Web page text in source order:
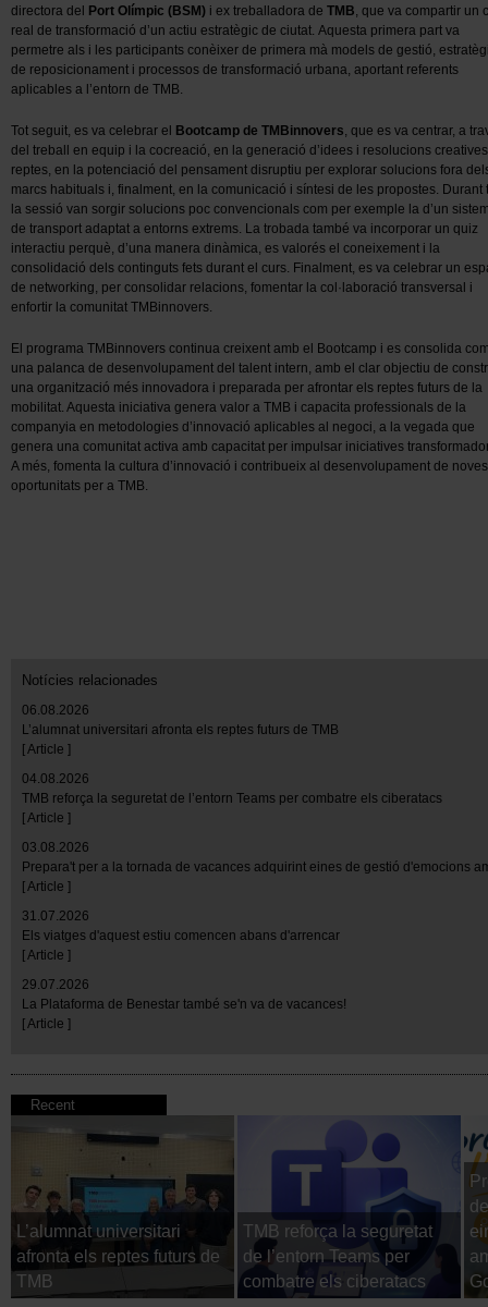
directora del
Port Olímpic (BSM) i ex treballadora de TMB, que va compartir un
real de transformació d’un actiu estratègic de ciutat. Aquesta primera part va
permetre als i les participants conèixer de primera mà models de gestió,
de reposicionament i processos de transformació urbana, aportant referents
aplicables a l’entorn de TMB.
Tot seguit, es va celebrar el Bootcamp de TMBinnovers, que es va centrar, a
del treball en equip i la cocreació, en la generació d’idees i resolucions
reptes, en la potenciació del pensament disruptiu per explorar solucions fora
marcs habituals i, finalment, en la comunicació i síntesi de les propostes. Durant
la sessió van sorgir solucions poc convencionals com per exemple la d’un
de transport adaptat a entorns extrems. La trobada també va incorporar un quiz
interactiu perquè, d’una manera dinàmica, es valorés el coneixement i la
consolidació dels continguts fets durant el curs. Finalment, es va celebrar un
de networking, per consolidar relacions, fomentar la col·laboració transversal i
enfortir la comunitat TMBinnovers.
El programa TMBinnovers continua creixent amb el Bootcamp i es consolida
una palanca de desenvolupament del talent intern, amb el clar objectiu de
una organització més innovadora i preparada per afrontar els reptes futurs de la
mobilitat. Aquesta iniciativa genera valor a TMB i capacita professionals de la
companyia en metodologies d’innovació aplicables al negoci, a la vegada que
genera una comunitat activa amb capacitat per impulsar iniciatives
A més, fomenta la cultura d’innovació i contribueix al desenvolupament de noves
oportunitats per a TMB.
Notícies relacionades
06.08.2026
L’alumnat universitari afronta els reptes futurs de TMB
[ Article ]
04.08.2026
TMB reforça la seguretat de l’entorn Teams per combatre els ciberatacs
[ Article ]
03.08.2026
Prepara't per a la tornada de vacances adquirint eines de gestió d'emocions
[ Article ]
31.07.2026
Els viatges d'aquest estiu comencen abans d'arrencar
[ Article ]
29.07.2026
La Plataforma de Benestar també se'n va de vacances!
[ Article ]
Recent
L’alumnat universitari
afronta els reptes futurs de
TMB
TMB reforça la seguretat
de l’entorn Teams per
combatre els ciberatacs